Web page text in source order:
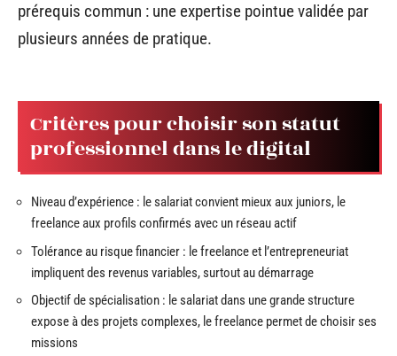
prérequis commun : une expertise pointue validée par
plusieurs années de pratique.
Critères pour choisir son statut
professionnel dans le digital
Niveau d’expérience : le salariat convient mieux aux juniors, le
freelance aux profils confirmés avec un réseau actif
Tolérance au risque financier : le freelance et l’entrepreneuriat
impliquent des revenus variables, surtout au démarrage
Objectif de spécialisation : le salariat dans une grande structure
expose à des projets complexes, le freelance permet de choisir ses
missions